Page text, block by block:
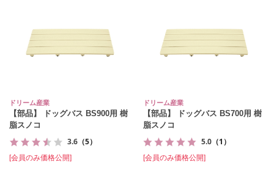
ドリーム産業
【部品】 ドッグバス BS900用 樹
脂スノコ
3.6 （5）
[会員のみ価格公開]
ドリーム産業
【部品】 ドッグバス BS700用 樹
脂スノコ
5.0 （1）
[会員のみ価格公開]